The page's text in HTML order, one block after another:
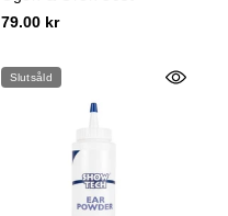
79.00 kr
Slutsåld